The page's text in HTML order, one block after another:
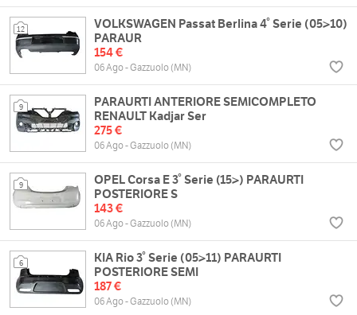
12
VOLKSWAGEN Passat Berlina 4° Serie (05>10)
PARAUR
154 €
06 Ago - Gazzuolo (MN)
9
PARAURTI ANTERIORE SEMICOMPLETO
RENAULT Kadjar Ser
275 €
06 Ago - Gazzuolo (MN)
9
OPEL Corsa E 3° Serie (15>) PARAURTI
POSTERIORE S
143 €
06 Ago - Gazzuolo (MN)
6
KIA Rio 3° Serie (05>11) PARAURTI
POSTERIORE SEMI
187 €
06 Ago - Gazzuolo (MN)